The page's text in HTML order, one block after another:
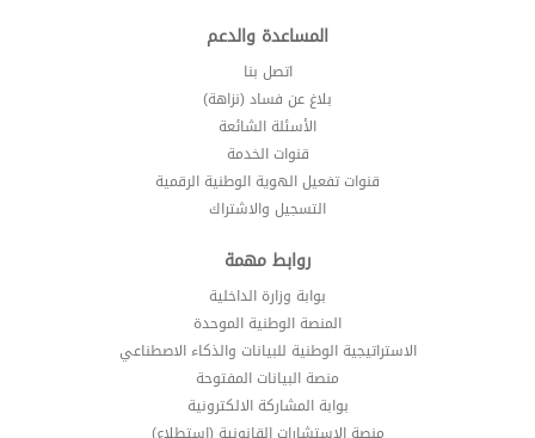
المساعدة والدعم
اتصل بنا
بلاغ عن فساد (نزاهة)
الأسئلة الشائعة
قنوات الخدمة
قنوات تفعيل الهوية الوطنية الرقمية
التسجيل والاشتراك
روابط مهمة
بوابة وزارة الداخلية
المنصة الوطنية الموحدة
الاستراتيجية الوطنية للبيانات والذكاء الاصطناعي
منصة البيانات المفتوحة
بوابة المشاركة الالكترونية